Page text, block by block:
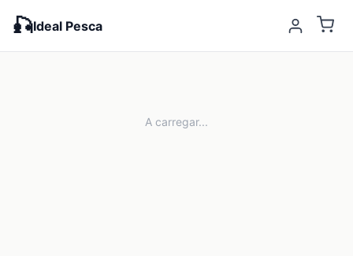
🎣Ideal Pesca
A carregar...